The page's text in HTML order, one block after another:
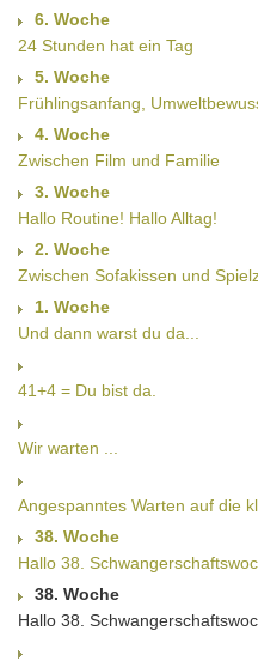
6. Woche
24 Stunden hat ein Tag
5. Woche
Frühlingsanfang,
4. Woche
Zwischen Film und Familie
3. Woche
Hallo Routine! Hallo Alltag!
2. Woche
Zwischen Sofakissen und
1. Woche
Und dann warst du da...
41+4 = Du bist da.
Wir warten ...
Angespanntes Warten auf die
38. Woche
Hallo 38.
38. Woche
Hallo 38.